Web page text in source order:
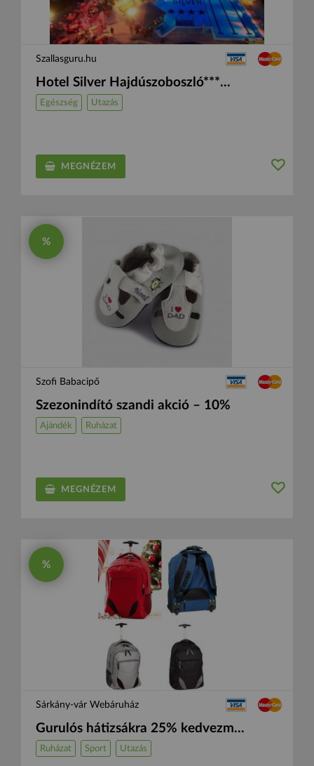
Szallasguru.hu
Hotel Silver Hajdúszoboszló***...
Egészség Utazás
MEGNÉZEM
%
Szofi Babacipő
Szezonindító szandi akció – 10%
Ajándék Ruházat
MEGNÉZEM
%
Sárkány-vár Webáruház
Gurulós hátizsákra 25% kedvezm...
Ruházat Sport Utazás